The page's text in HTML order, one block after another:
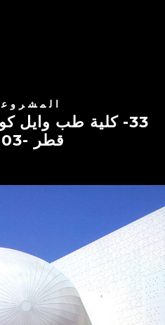
33- كلية طب وايل
قطر -2003